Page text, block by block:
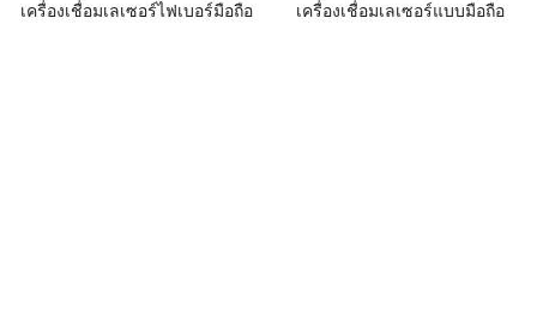
เครื่องเชื่อมเลเซอร์ไฟเบอร์มือถือ เครื่องเชื่อมเลเซอร์แบบมือถือ